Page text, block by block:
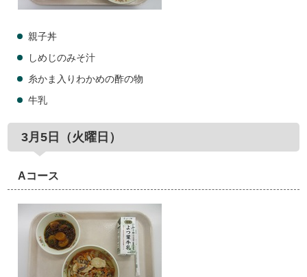
親子丼
しめじのみそ汁
糸かま入りわかめの酢の物
牛乳
3月5日（火曜日）
Aコース